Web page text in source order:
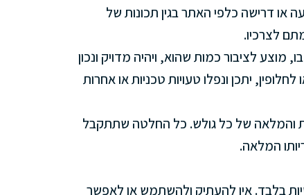
דרישה כלפי האתר בגין תכונות של
לצרכיו.
לציבור כמות שהוא, ויהיה מדויק ונכון
יתכן ונפלו טעויות טכניות או אחרות
והמלאה של כל גולש. כל החלטה שתתקבל
המלאה.
בלבד. אין להעתיק ולהשתמש או לאפשר